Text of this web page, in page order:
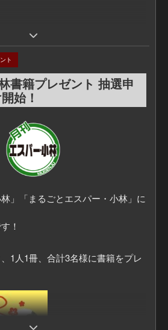
おすすめの「パワースポット」を
林」についてはこちら
?id=595
ト
書籍プレゼント 抽選申
始！
林」「まるごとエスパー・小林」に
！
1人1冊、合計3名様に書籍をプレ